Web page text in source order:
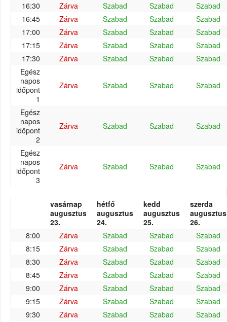
16:30 Zárva Szabad Szabad
Szabad
16:45
Zárva Szabad Szabad
Szabad
17:00
Zárva Szabad Szabad
Szabad
17:15
Zárva Szabad Szabad
Szabad
17:30
Zárva Szabad Szabad
Szabad
Egész
napos
időpont
1
Zárva Szabad Szabad Szabad
Egész
napos
időpont
2
Zárva Szabad Szabad Szabad
Egész
napos
időpont
3
Zárva Szabad Szabad Szabad
vasárnap
augusztus
23.
hétfő
augusztus
24.
kedd
augusztus
25.
szerda
augusztus
26.
8:00
Zárva Szabad Szabad
Szabad
8:15
Zárva Szabad Szabad
Szabad
8:30
Zárva Szabad Szabad
Szabad
8:45
Zárva Szabad Szabad
Szabad
9:00
Zárva Szabad Szabad
Szabad
9:15
Zárva Szabad Szabad
Szabad
9:30
Zárva Szabad Szabad
Szabad